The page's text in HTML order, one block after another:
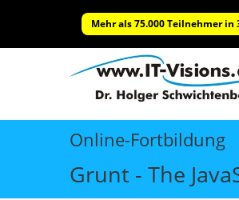
Mehr als 75.000 Teilnehmer in
Online-Fortbildung
Grunt - The